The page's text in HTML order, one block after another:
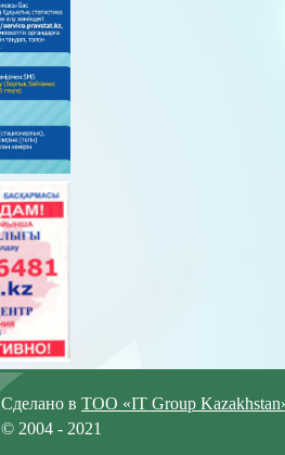
Сделано в ТОО «IT Group
© 2004 - 2021